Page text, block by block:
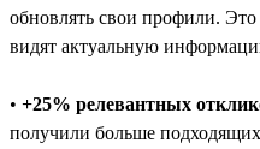
обновлять свои профили. Это
видят актуальную
• +25% релевантных
получили больше